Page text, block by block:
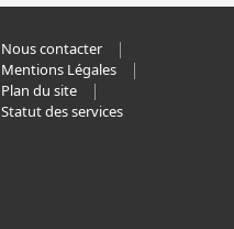
Nous contacter
Mentions Légales
Plan du site
Statut des services